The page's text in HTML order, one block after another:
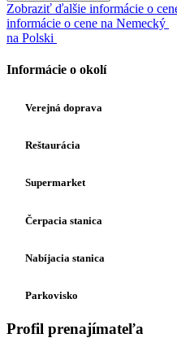
Zobraziť ďalšie informácie o
informácie o cene na Nemecký
na Polski
Informácie o okolí
Verejná doprava
Reštaurácia
Supermarket
Čerpacia stanica
Nabíjacia stanica
Parkovisko
Profil prenajímateľa